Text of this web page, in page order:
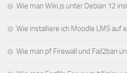
Wie man Wiki.js unter Debian 12
Wie installiere ich Moodle LMS auf
Wie man pf Firewall und Fail2ban